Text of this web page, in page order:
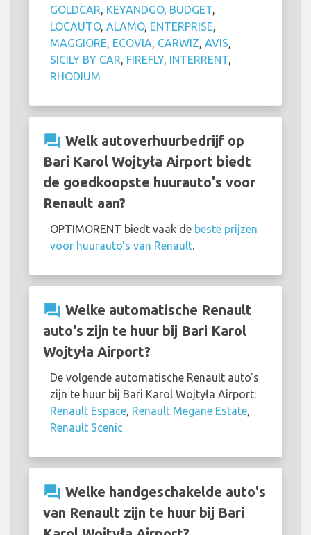
GOLDCAR KEYANDGO, BUDGET
LOCAUTO, ALAMO, ENTERPRISE
MAGGIORE ECOVIA CARWIZ AVIS
SICILY BY CAR FIREFLY, INTERRENT
RHODIUM
question_answer Welk autoverhuurbedrijf op
Bari Karol Wojtyła Airport biedt
de goedkoopste huurauto's voor
Renault aan?
OPTIMORENT biedt vaak de beste prijzen
voor huurauto's van Renault
question_answer Welke automatische Renault
auto's zijn te huur bij Bari Karol
Wojtyła Airport?
De volgende automatische Renault auto's
zijn te huur bij Bari Karol Wojtyła Airport:
Renault Espace Renault Megane Estate
Renault Scenic
question_answer Welke handgeschakelde auto's
van Renault zijn te huur bij Bari